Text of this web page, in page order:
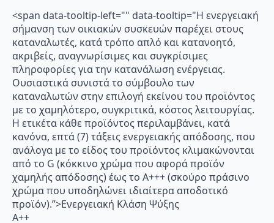
<span data-tooltip-left="" data-tooltip="Η ενεργειακή
σήμανση των οικιακών συσκευών παρέχει στους
καταναλωτές, κατά τρόπο απλό και κατανοητό,
ακριβείς, αναγνωρίσιμες και συγκρίσιμες
πληροφορίες για την κατανάλωση ενέργειας.
Ουσιαστικά συνιστά το σύμβουλο των
καταναλωτών στην επιλογή εκείνου του προϊόντος
με το χαμηλότερο, συγκριτικά, κόστος λειτουργίας.
Η ετικέτα κάθε προϊόντος περιλαμβάνει, κατά
κανόνα, επτά (7) τάξεις ενεργειακής απόδοσης, που
ανάλογα με το είδος του προϊόντος κλιμακώνονται
από το G (κόκκινο χρώμα που αφορά προϊόν
χαμηλής απόδοσης) έως το Α+++ (σκούρο πράσινο
χρώμα που υποδηλώνει ιδιαίτερα αποδοτικό
προϊόν).”>Ενεργειακή Κλάση Ψύξης
A++